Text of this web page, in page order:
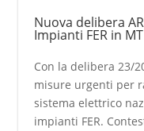
Nuova delibera
Impianti FER in MT
Con la delibera 23/
misure urgenti per
sistema elettrico
impianti FER.